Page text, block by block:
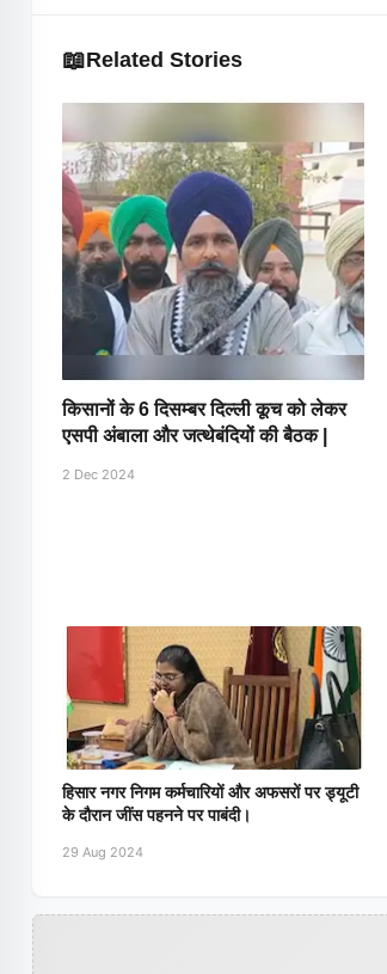
📖Related Stories
किसानों के 6 दिसम्बर दिल्ली कूच को लेकर
एसपी अंबाला और जत्थेबंदियों की बैठक |
2 Dec 2024
हिसार नगर निगम कर्मचारियों और अफसरों पर ड्यूटी
के दौरान जींस पहनने पर पाबंदी।
29 Aug 2024